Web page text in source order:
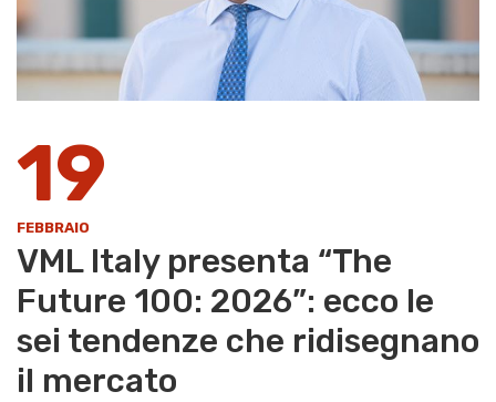
19
FEBBRAIO
VML Italy presenta “The
Future 100: 2026”: ecco le
sei tendenze che ridisegnano
il mercato